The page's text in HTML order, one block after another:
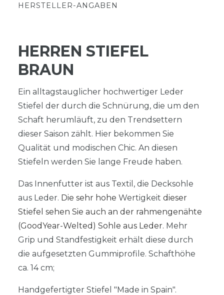
HERSTELLER-ANGABEN
HERREN STIEFEL
BRAUN
Ein alltagstauglicher hochwertiger Leder
Stiefel der durch die Schnürung, die um den
Schaft herumläuft, zu den Trendsettern
dieser Saison zählt. Hier bekommen Sie
Qualität und modischen Chic. An diesen
Stiefeln werden Sie lange Freude haben.
Das Innenfutter ist aus Textil, die Decksohle
aus Leder. Die sehr hohe Wertigkeit dieser
Stiefel sehen Sie auch an der rahmengenähte
(GoodYear-Welted) Sohle aus Leder. Mehr
Grip und Standfestigkeit erhält diese durch
die aufgesetzten Gummiprofile. Schafthöhe
ca. 14 cm;
Handgefertigter Stiefel "Made in Spain".